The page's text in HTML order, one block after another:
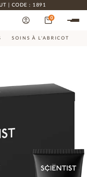
| CODE : 1891
0
SOINS À L'ABRICOT